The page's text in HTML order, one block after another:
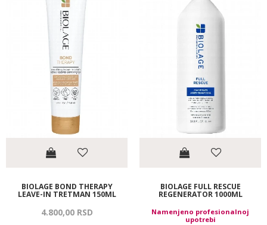
BIOLAGE BOND THERAPY
LEAVE-IN TRETMAN 150ML
4.800,00 RSD
BIOLAGE FULL RESCUE
REGENERATOR 1000ML
Namenjeno profesionalnoj
upotrebi